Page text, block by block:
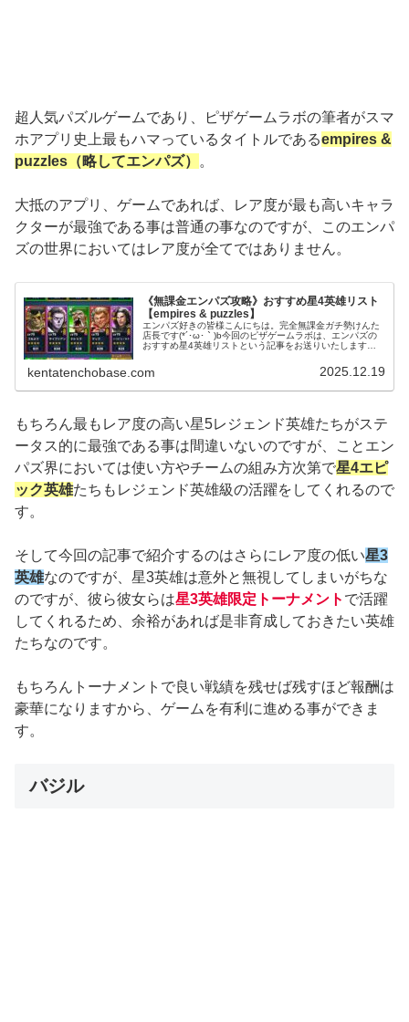
超人気パズルゲームであり、ピザゲームラボの筆者がスマ
ホアプリ史上最もハマっているタイトルであるempires &
puzzles（略してエンパズ）
。
大抵のアプリ、ゲームであれば、レア度が最も高いキャラ
クターが最強である事は普通の事なのですが、このエンパ
ズの世界においてはレア度が全てではありません。
《無課金エンパズ攻略》おすすめ星4英雄リスト
【empires & puzzles】
エンパズ好きの皆様こんにちは。完全無課金ガチ勢けんた
店長です(*´･ω･｀)b今回のピザゲームラボは、エンパズの
おすすめ星4英雄リストという記事をお送りいたします
kentatenchobase.com 2025.12.19
もちろん最もレア度の高い星5レジェンド英雄たちがステ
ータス的に最強である事は間違いないのですが、ことエン
パズ界においては使い方やチームの組み方次第で星4エピ
ック英雄たちもレジェンド英雄級の活躍をしてくれるので
す。
そして今回の記事で紹介するのはさらにレア度の低い星3
英雄なのですが、星3英雄は意外と無視してしまいがちな
のですが、彼ら彼女らは星3英雄限定トーナメント で活躍
してくれるため、余裕があれば是非育成しておきたい英雄
たちなのです。
もちろんトーナメントで良い戦績を残せば残すほど報酬は
豪華になりますから、ゲームを有利に進める事ができま
す。
バジル